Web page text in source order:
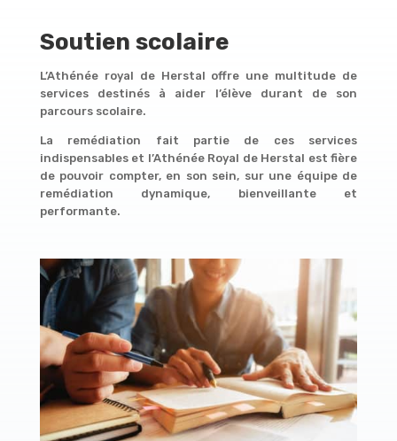
Soutien scolaire
L’Athénée royal de Herstal offre une multitude de
services destinés à aider l’élève durant de son
parcours scolaire.
La remédiation fait partie de ces services
indispensables et l’Athénée Royal de Herstal est fière
de pouvoir compter, en son sein, sur une équipe de
remédiation dynamique, bienveillante et
performante.